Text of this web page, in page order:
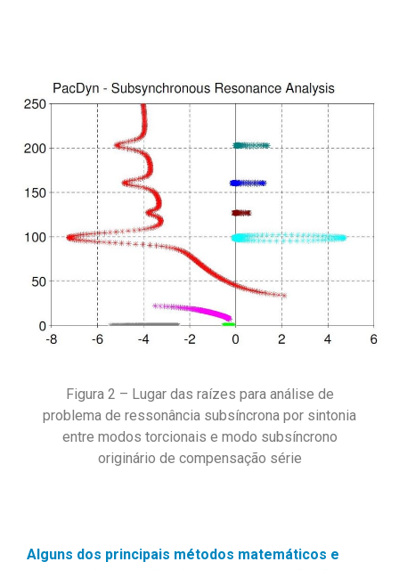
Figura 2 – Lugar das raízes para análise de
problema de ressonância subsíncrona por sintonia
entre modos torcionais e modo subsíncrono
originário de compensação série
Alguns dos principais métodos matemáticos e